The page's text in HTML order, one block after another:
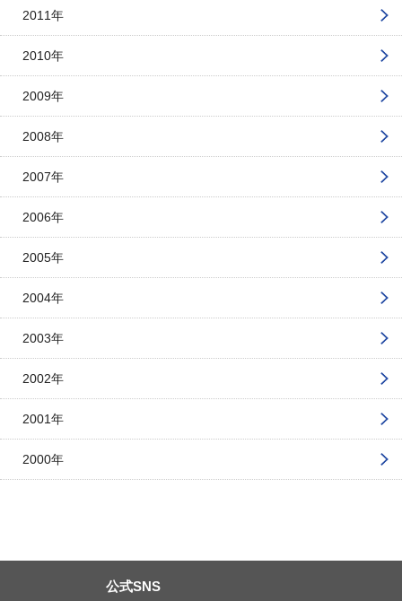
2011年
2010年
2009年
2008年
2007年
2006年
2005年
2004年
2003年
2002年
2001年
2000年
公式SNS